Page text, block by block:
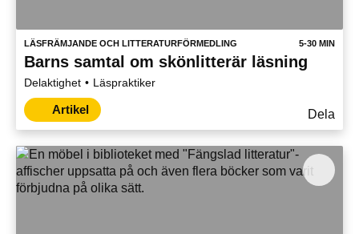
LÄSFRÄMJANDE OCH LITTERATURFÖRMEDLING 5-30 MIN
Barns samtal om skönlitterär läsning
Delaktighet Läspraktiker
Artikel Dela